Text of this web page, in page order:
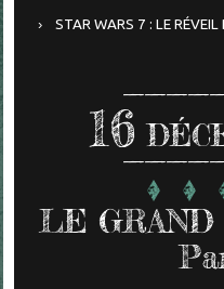
STAR WARS 7 : LE
16
LE GRAND